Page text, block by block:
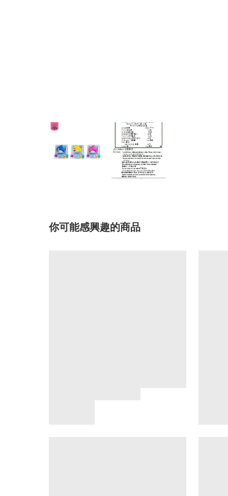
你可能感興趣的商品